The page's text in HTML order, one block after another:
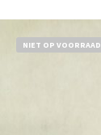
NIET OP VOORRAAD